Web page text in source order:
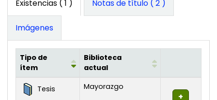
Existencias ( 1 ) Notas de título ( 2 )
Imágenes
Existencias
Tipo de
ítem
Biblioteca
actual
Tesis Mayorazgo